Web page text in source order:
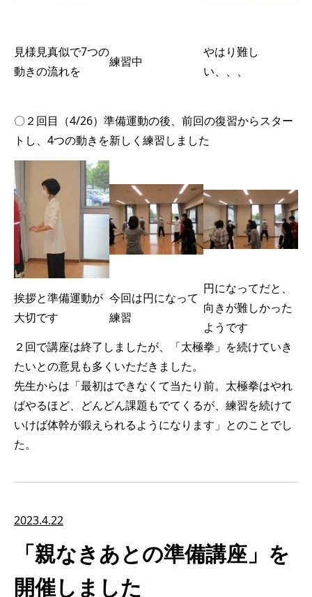
見様見真似で7つの
動きの流れを
練習中
やはり難し
い、、、
〇２回目（4/26）準備運動の後、前回の復習からスター
トし、4つの動きを新しく練習しました
挨拶と準備運動が
大切です
今回は円になって
練習
円になってだと、
向きが難しかった
ようです
２回で講座は終了しましたが、「太極拳」を続けていき
たいとの意見も多くいただきました。
先生からは「最初はできなくて当たり前。太極拳はやれ
ばやるほど、どんどん課題もでてくるが、練習を続けて
いけば体幹が鍛えられるようになります」とのことでし
た。
2023.4.22
「親なきあとの準備講座」を
開催しました